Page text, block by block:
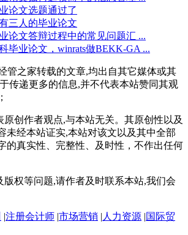
论文选题通过了
三人的毕业论文
论文答辩过程中的常见问题汇 ...
毕业论文，winrats做BEKK-GA ...
管之家转载的文章,均出自其它媒体或其
传递更多的信息,并不代表本站赞同其观
原创作者观点,与本站无关。其原创性以及
未经本站证实,本站对该文以及其中全部
的真实性、完整性、及时性，不作出任何
版权等问题,请作者及时联系本站,我们会
|注册会计师 |市场营销 | 人力资源 |国际贸